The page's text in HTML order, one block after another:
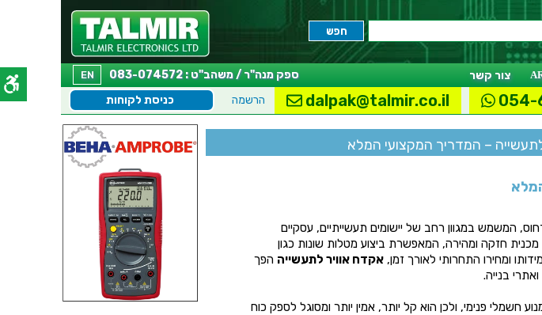
צור קשר EN
ספק מנה"ר / משהב"ט : 083-074572
כניסת לקוחות הרשמה dalpak@talmir.co.il 054-
– המדריך המקצועי המלא
המשמש במגוון רחב של יישומים תעשייתיים, עסקיים
מכנית חזקה ומהירה, המאפשרת ביצוע מטלות שונות כגון
ומחירו התחרותי לאורך זמן,אקדח אוויר לתעשייה הפך
בנייה.
חשמלי פנימי, ולכן הוא קל יותר, אמין יותר ומסוגל לספק כוח